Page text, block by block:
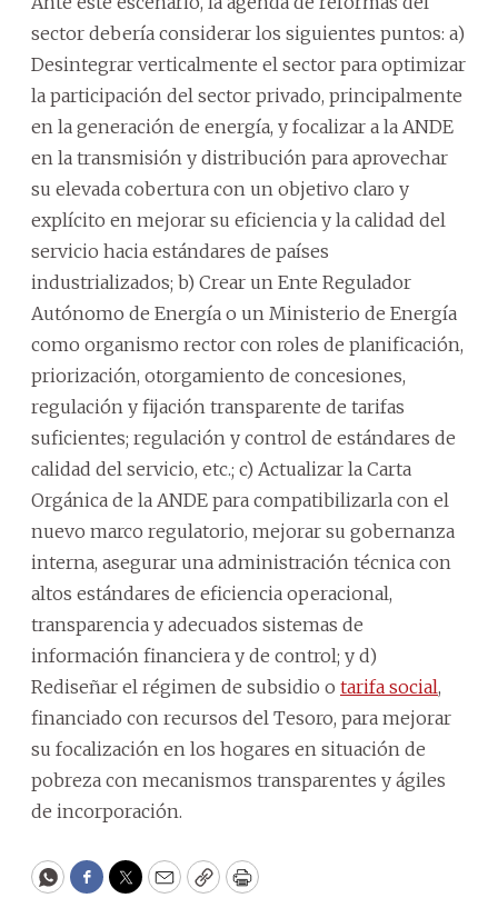
sector debería considerar los siguientes puntos: a)
Desintegrar verticalmente el sector para optimizar
la participación del sector privado, principalmente
en la generación de energía, y focalizar a la ANDE
en la transmisión y distribución para aprovechar
su elevada cobertura con un objetivo claro y
explícito en mejorar su eficiencia y la calidad del
servicio hacia estándares de países
industrializados; b) Crear un Ente Regulador
Autónomo de Energía o un Ministerio de Energía
como organismo rector con roles de planificación,
priorización, otorgamiento de concesiones,
regulación y fijación transparente de tarifas
suficientes; regulación y control de estándares de
calidad del servicio, etc.; c) Actualizar la Carta
Orgánica de la ANDE para compatibilizarla con el
nuevo marco regulatorio, mejorar su gobernanza
interna, asegurar una administración técnica con
altos estándares de eficiencia operacional,
transparencia y adecuados sistemas de
información financiera y de control; y d)
Rediseñar el régimen de subsidio o tarifa social,
financiado con recursos del Tesoro, para mejorar
su focalización en los hogares en situación de
pobreza con mecanismos transparentes y ágiles
de incorporación.
WhatsApp
Facebook
Twitter
EmailCopyPrint